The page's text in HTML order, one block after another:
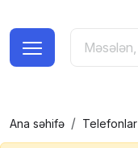
Ana səhifə Telefonlar